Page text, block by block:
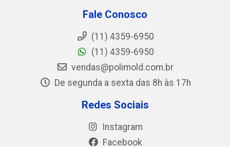
Fale Conosco
(11) 4359-6950
(11) 4359-6950
vendas@polimold.com.br
De segunda a sexta das 8h às 17h
Redes Sociais
Instagram
Facebook